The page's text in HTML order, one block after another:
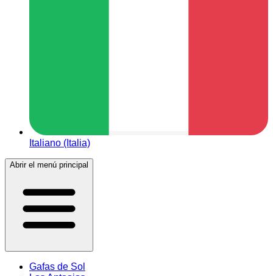
Italiano (Italia)
Abrir el menú principal
Gafas de Sol